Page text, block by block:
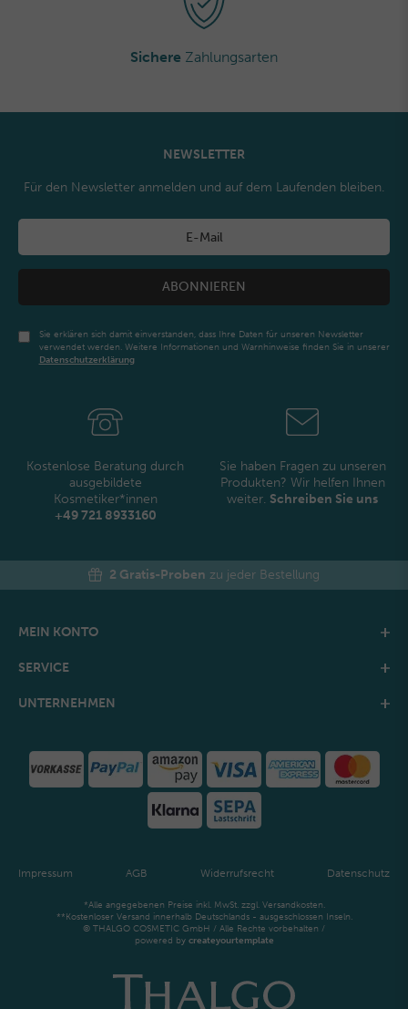
Sichere Zahlungsarten
NEWSLETTER
Für den Newsletter anmelden und auf dem Laufenden bleiben.
ABONNIEREN
Sie erklären sich damit einverstanden, dass Ihre Daten für unseren Newsletter
verwendet werden. Weitere Informationen und Warnhinweise finden Sie in unserer
Daten­schutz­erklärung
Kostenlose Beratung durch
ausgebildete
Kosmetiker*innen
+49 721 8933160
Sie haben Fragen zu unseren
Produkten? Wir helfen Ihnen
weiter. Schreiben Sie uns
2 Gratis-Proben zu jeder Bestellung
MEIN KONTO
SERVICE
UNTERNEHMEN
Impressum AGB Widerrufsrecht Datenschutz
*Alle angegebenen Preise inkl. MwSt. zzgl. Versandkosten.
**Kostenloser Versand innerhalb Deutschlands - ausgeschlossen Inseln.
© THALGO COSMETIC GmbH / Alle Rechte vorbehalten /
powered by createyourtemplate